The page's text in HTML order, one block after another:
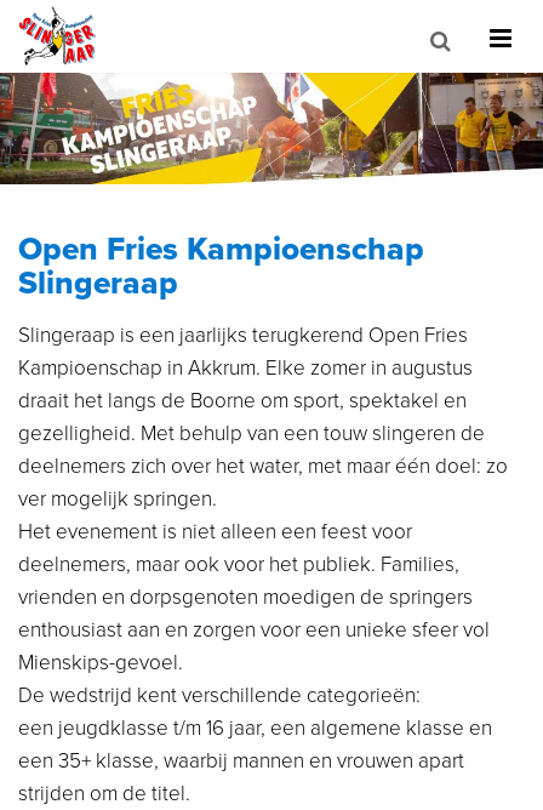
Open Fries Kampioenschap
Slingeraap
Slingeraap is een jaarlijks terugkerend Open Fries
Kampioenschap in Akkrum. Elke zomer in augustus
draait het langs de Boorne om sport, spektakel en
gezelligheid. Met behulp van een touw slingeren de
deelnemers zich over het water, met maar één doel: zo
ver mogelijk springen.
Het evenement is niet alleen een feest voor
deelnemers, maar ook voor het publiek. Families,
vrienden en dorpsgenoten moedigen de springers
enthousiast aan en zorgen voor een unieke sfeer vol
Mienskips-gevoel.
De wedstrijd kent verschillende categorieën:
een jeugdklasse t/m 16 jaar, een algemene klasse en
een 35+ klasse, waarbij mannen en vrouwen apart
strijden om de titel.